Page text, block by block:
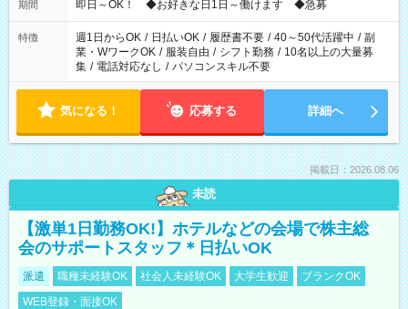
期間 即日～OK！ ◆お好きな日1日～働けます ◆急募
特徴 週1日からOK / 日払いOK / 履歴書不要 / 40～50代活躍中 / 副
業・WワークOK / 服装自由 / シフト勤務 / 10名以上の大量募
集 / 電話対応なし / パソコンスキル不要
気になる！ 応募する 詳細へ
掲載日：2026.08.06
未読
【激単1日勤務OK!】ホテルなどの会場で株主総
会のサポートスタッフ＊日払いOK
派遣 職種未経験OK 社会人未経験OK 大学生歓迎
ブランクOK
WEB登録・面接OK